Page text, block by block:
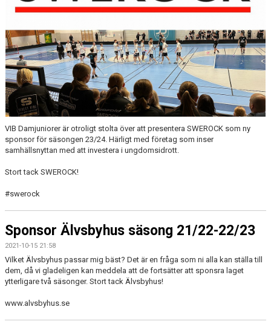
VIB Damjuniorer är otroligt stolta över att presentera SWEROCK som ny
sponsor för säsongen 23/24. Härligt med företag som inser
samhällsnyttan med att investera i ungdomsidrott.
Stort tack SWEROCK!
#swerock
Sponsor Älvsbyhus säsong 21/22-22/23
2021-10-15 21:58
Vilket Älvsbyhus passar mig bäst? Det är en fråga som ni alla kan ställa till
dem, då vi gladeligen kan meddela att de fortsätter att sponsra laget
ytterligare två säsonger. Stort tack Älvsbyhus!
www.alvsbyhus.se